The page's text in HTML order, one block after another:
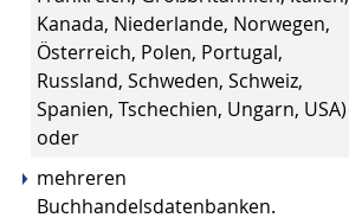
Kanada, Niederlande, Norwegen,
Österreich, Polen, Portugal,
Russland, Schweden, Schweiz,
Spanien, Tschechien, Ungarn, USA)
oder
mehreren
Buchhandelsdatenbanken.